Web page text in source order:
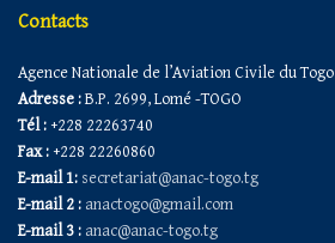
Contacts
Agence Nationale de l’Aviation Civile du Togo
Adresse :B.P. 2699, Lomé -TOGO
Tél : +228 22263740
Fax : +228 22260860
E-mail 1: secretariat@anac-togo.tg
E-mail 2 : anactogo@gmail.com
E-mail 3 : anac@anac-togo.tg